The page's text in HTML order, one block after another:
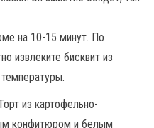
на 10-15 минут. По
извлеките бисквит из